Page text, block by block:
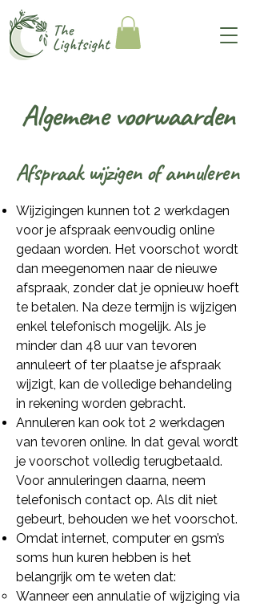
Algemene voorwaarden
Afspraak wijzigen of annuleren
Wijzigingen kunnen tot 2 werkdagen
voor je afspraak eenvoudig online
gedaan worden. Het voorschot wordt
dan meegenomen naar de nieuwe
afspraak, zonder dat je opnieuw hoeft
te betalen. Na deze termijn is wijzigen
enkel telefonisch mogelijk. Als je
minder dan 48 uur van tevoren
annuleert of ter plaatse je afspraak
wijzigt, kan de volledige behandeling
in rekening worden gebracht.
Annuleren kan ook tot 2 werkdagen
van tevoren online. In dat geval wordt
je voorschot volledig terugbetaald.
Voor annuleringen daarna, neem
telefonisch contact op. Als dit niet
gebeurt, behouden we het voorschot.
Omdat internet, computer en gsm’s
soms hun kuren hebben is het
belangrijk om te weten dat:
Wanneer een annulatie of wijziging via